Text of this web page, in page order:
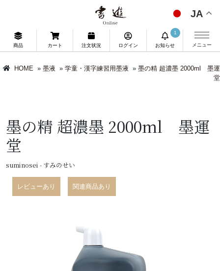
JA
商品 カート 注文状況 ログイン お知らせ
1
メニュー
HOME » 墨液 » 学童・漢字練習用墨液 » 墨の精 超濃墨 2000ml 墨運
堂
墨の精 超濃墨 2000ml 墨運
堂
suminosei - すみのせい
レビューあり 関連商品あり